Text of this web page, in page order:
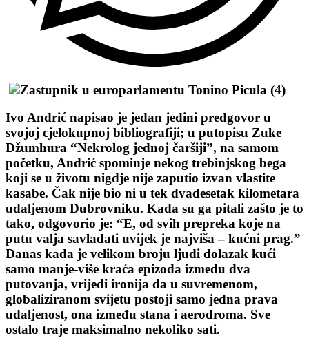
Ivo Andrić napisao je jedan jedini predgovor u
svojoj cjelokupnoj bibliografiji; u putopisu Zuke
Džumhura “Nekrolog jednoj čaršiji”, na samom
početku, Andrić spominje nekog trebinjskog bega
koji se u životu nigdje nije zaputio izvan vlastite
kasabe. Čak nije bio ni u tek dvadesetak kilometara
udaljenom Dubrovniku. Kada su ga pitali zašto je to
tako, odgovorio je: “E, od svih prepreka koje na
putu valja savladati uvijek je najviša – kućni prag.”
Danas kada je velikom broju ljudi dolazak kući
samo manje-više kraća epizoda između dva
putovanja, vrijedi ironija da u suvremenom,
globaliziranom svijetu postoji samo jedna prava
udaljenost, ona između stana i aerodroma. Sve
ostalo traje maksimalno nekoliko sati.